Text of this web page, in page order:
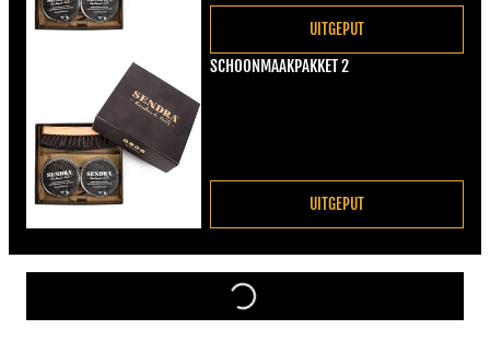
UITGEPUT
SCHOONMAAKPAKKET 2
UITGEPUT